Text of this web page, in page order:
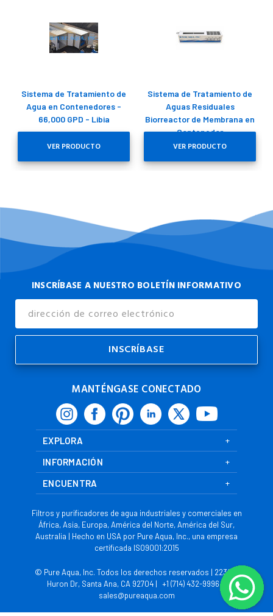
Sistema de Tratamiento de
Agua en Contenedores -
66,000 GPD - Libia
VER PRODUCTO
Sistema de Tratamiento de
Aguas Residuales
Biorreactor de Membrana en
Contenedor
VER PRODUCTO
INSCRÍBASE A NUESTRO BOLETÍN INFORMATIVO
MANTÉNGASE CONECTADO
EXPLORA
INFORMACIÓN
ENCUENTRA
Filtros y purificadores de agua industriales y comerciales en
África, Asia, Europa, América del Norte, América del Sur,
Australia | Hecho en USA por Pure Aqua, Inc., una empresa
certificada ISO9001:2015
© Pure Aqua, Inc. Todos los derechos reservados | 2230 S
Huron Dr, Santa Ana, CA 92704 | +1 (714) 432-9996
sales@pureaqua.com